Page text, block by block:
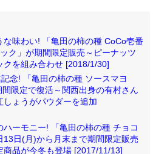
な味わい! 「亀田の柿の種 CoCo壱番
ク」が期間限定販売～ピーナッツ
クを組み合わせ [2018/1/30]
念! 「亀田の柿の種 ソースマヨ
限定で復活～関西出身の有村さん
ょうがパウダーを追加
ーモニー! 「亀田の柿の種 チョコ
13日(月)から月末まで期間限定販売
商品が今冬も登場 [2017/11/13]